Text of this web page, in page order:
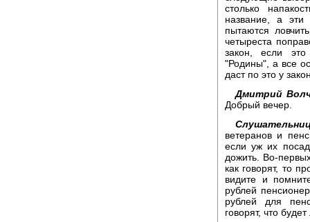
столько
название, а эти
пытаются
четыреста
закон, если
"Родины", а все
даст по это у
Дмитрий
Добрый вечер.
ветеранов и
если уж их
дожить. Во-
как говорят, то
видите и
рублей
рублей для
говорят, что